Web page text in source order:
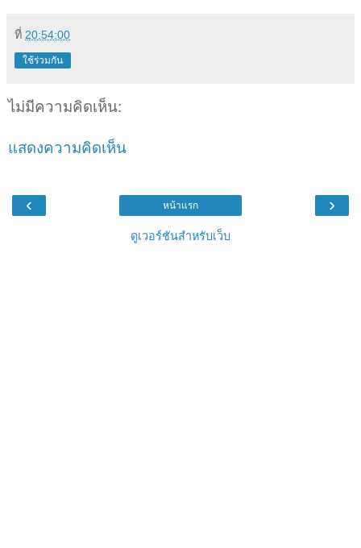
ที่ 20:54:00
ใช้ร่วมกัน
ไม่มีความคิดเห็น:
แสดงความคิดเห็น
‹ ›
หน้าแรก
ดูเวอร์ชันสำหรับเว็บ